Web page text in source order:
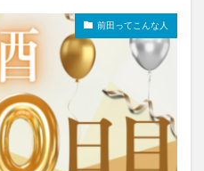
前田ってこんな人